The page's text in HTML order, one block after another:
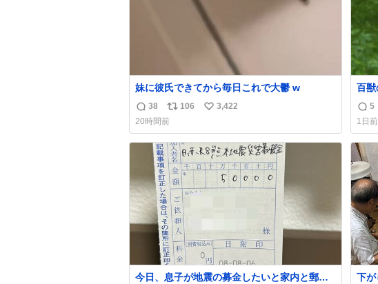
妹に彼氏できてから毎日これで大鬱 w
返
信
数
38
リ
ポ
ス
ト
数
106
い
ね
数
3,422
20時間前
百獣
温
育
い…と 治療中のライオンが助か
すべ
の識
返
信
数
5
1日前
今日、息子が地震の募金したいと家内と郵便
下が